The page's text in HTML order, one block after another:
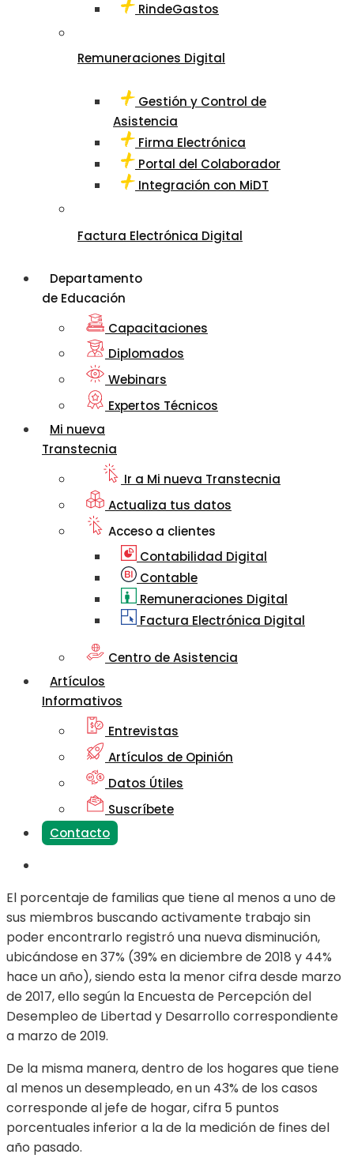
RindeGastos
Remuneraciones Digital
Gestión y Control de
Asistencia
Firma Electrónica
Portal del Colaborador
Integración con MiDT
Factura Electrónica Digital
Departamento
de Educación
Capacitaciones
Diplomados
Webinars
Expertos Técnicos
Mi nueva
Transtecnia
Ir a Mi nueva Transtecnia
Actualiza tus datos
Acceso a clientes
Contabilidad Digital
Contable
Remuneraciones Digital
Factura Electrónica Digital
Centro de Asistencia
Artículos
Informativos
Entrevistas
Artículos de Opinión
Datos Útiles
Suscríbete
Contacto
El porcentaje de familias que tiene al menos a uno de
sus miembros buscando activamente trabajo sin
poder encontrarlo registró una nueva disminución,
ubicándose en 37% (39% en diciembre de 2018 y 44%
hace un año), siendo esta la menor cifra desde marzo
de 2017, ello según la Encuesta de Percepción del
Desempleo de Libertad y Desarrollo correspondiente
a marzo de 2019.
De la misma manera, dentro de los hogares que tiene
al menos un desempleado, en un 43% de los casos
corresponde al jefe de hogar, cifra 5 puntos
porcentuales inferior a la de la medición de fines del
año pasado.